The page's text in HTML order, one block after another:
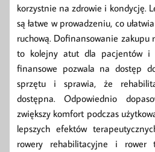
korzystnie na zdrowie i kondycję.
są łatwe w prowadzeniu, co
ruchową. Dofinansowanie zakupu
to kolejny atut dla pacjentów i
finansowe pozwala na dostęp
sprzętu i sprawia, że
dostępna. Odpowiednio
zwiększy komfort podczas
lepszych efektów
rowery rehabilitacyjne i rower